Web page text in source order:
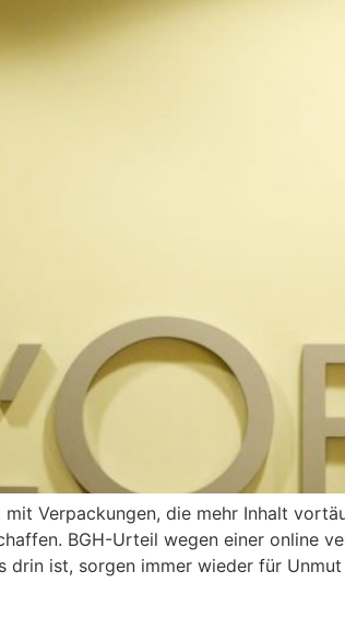
Verpa­ckungen, die mehr Inhalt
BGH-Urteil wegen einer online
drin ist, sorgen immer wieder für